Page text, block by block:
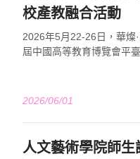
校產教融合活動
2026年5月22-26日，華燦
屆中國高等教育博覽會平
2026/06/01
人文藝術學院師